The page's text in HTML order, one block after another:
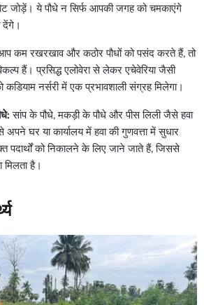
जोड़ें। ये पौधे न सिर्फ आपकी जगह को चमकाएंगे
देंगे।
कम रखरखाव और कठोर पौधों को पसंद करते हैं, तो
हैं। प्रसिद्ध एलोवेरा से लेकर एचेवेरिया जैसी
नर्सरी में एक प्रभावशाली संग्रह मिलेगा।
सांप के पौधे, मकड़ी के पौधे और पीस लिली जैसे हवा
अपने घर या कार्यालय में हवा की गुणवत्ता में सुधार
पदार्थों को निकालने के लिए जाने जाते हैं, जिससे
मिलता है।